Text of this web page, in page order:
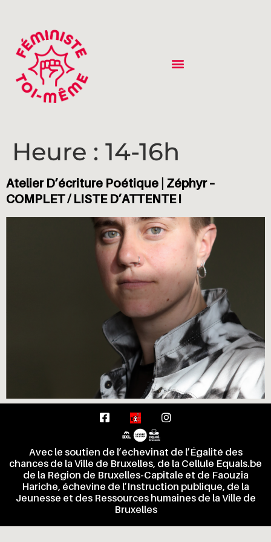
Heure : 14-16h
Atelier D’écriture Poétique | Zéphyr –
COMPLET / LISTE D’ATTENTE !
Avec le soutien de l’échevinat de l’Égalité des
chances de la Ville de Bruxelles, de la Cellule Equals.be
de la Région de Bruxelles-Capitale et de Faouzia
Hariche, échevine de l’Instruction publique, de la
Jeunesse et des Ressources humaines de la Ville de
Bruxelles